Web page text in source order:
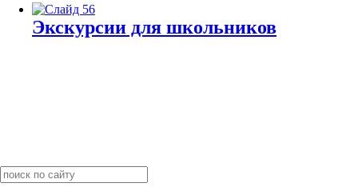
Экскурсии для школьников